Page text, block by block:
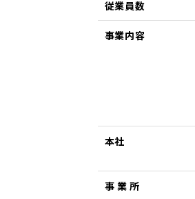
従業員数
事業内容
本社
事 業 所